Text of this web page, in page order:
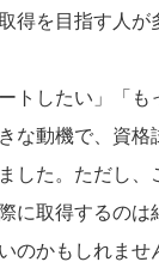
得を目指す人が
トしたい」「
な動機で、資格
した。ただし、
に取得するのは
のかもしれませ